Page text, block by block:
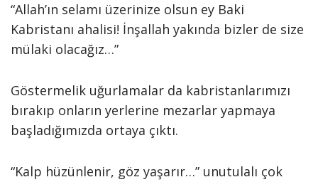
“Allah’ın selamı üzerinize olsun ey Baki
Kabristanı ahalisi! İnşallah yakında bizler de size
mülaki olacağız…”
Göstermelik uğurlamalar da kabristanlarımızı
bırakıp onların yerlerine mezarlar yapmaya
başladığımızda ortaya çıktı.
“Kalp hüzünlenir, göz yaşarır…” unutulalı çok